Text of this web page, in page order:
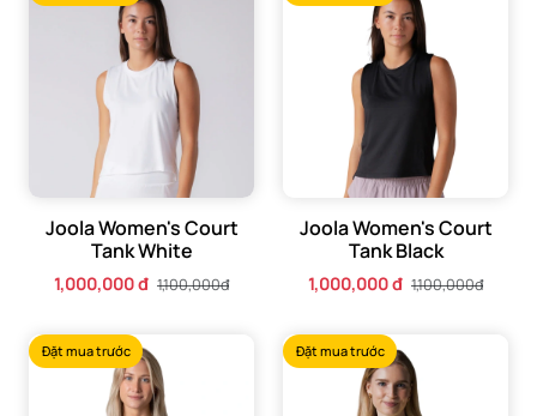
Joola Women's Court
Tank White
1,000,000 đ 1,100,000đ
Joola Women's Court
Tank Black
1,000,000 đ 1,100,000đ
Đặt mua trước Đặt mua trước